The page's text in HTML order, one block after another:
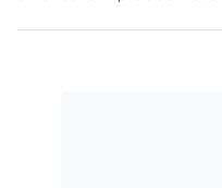
violência, considerando